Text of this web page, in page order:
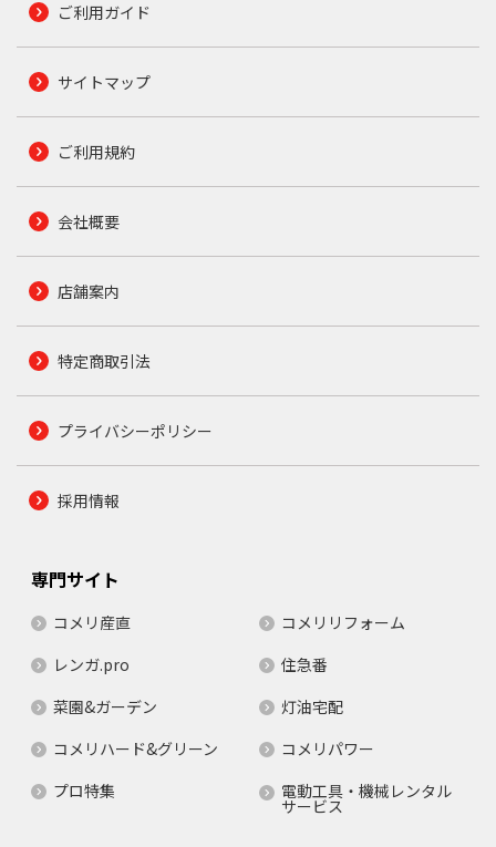
ご利用ガイド
サイトマップ
ご利用規約
会社概要
店舗案内
特定商取引法
プライバシーポリシー
採用情報
専門サイト
コメリ産直
コメリリフォーム
レンガ.pro
住急番
菜園&ガーデン
灯油宅配
コメリハード&グリーン
コメリパワー
プロ特集
電動工具・機械レンタル
サービス